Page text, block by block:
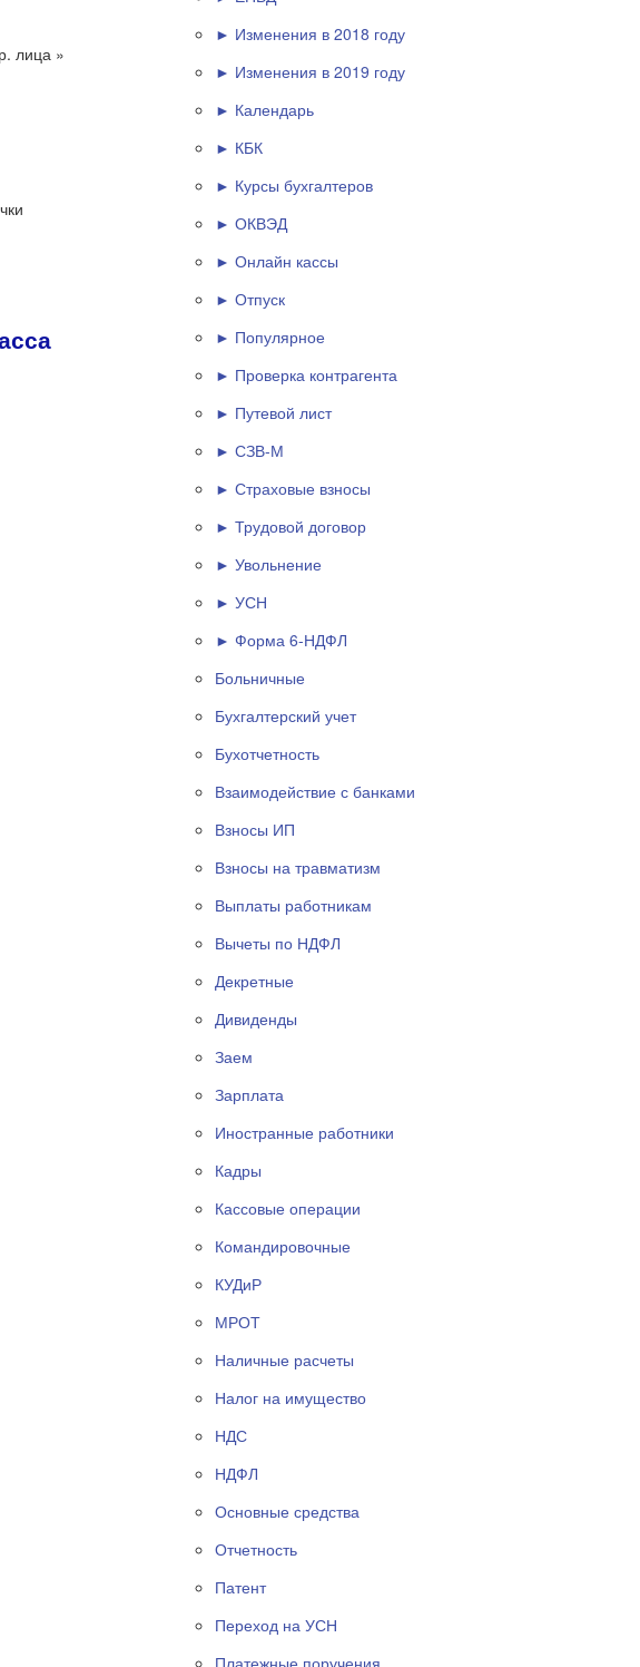
лица »
► Изменения в 2018 году
► Изменения в 2019 году
► Календарь
► КБК
► Курсы бухгалтеров
► ОКВЭД
► Онлайн кассы
► Отпуск
► Популярное
► Проверка контрагента
► Путевой лист
► СЗВ-М
► Страховые взносы
► Трудовой договор
► Увольнение
► УСН
► Форма 6-НДФЛ
Больничные
Бухгалтерский учет
Бухотчетность
Взаимодействие с банками
Взносы ИП
Взносы на травматизм
Выплаты работникам
Вычеты по НДФЛ
Декретные
Дивиденды
Заем
Зарплата
Иностранные работники
Кадры
Кассовые операции
Командировочные
КУДиР
МРОТ
Наличные расчеты
Налог на имущество
НДС
НДФЛ
Основные средства
Отчетность
Патент
Переход на УСН
Платежные поручения